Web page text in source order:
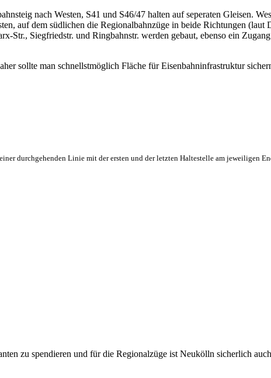
nach Westen, S41 und S46/47 halten auf seperaten Gleisen.
auf dem südlichen die Regionalbahnzüge in beide Richtungen (laut
Siegfriedstr. und Ringbahnstr. werden gebaut, ebenso ein
sollte man schnellstmöglich Fläche für Eisenbahninfrastruktur
durchgehenden Linie mit der ersten und der letzten Haltestelle am jeweiligen
zu spendieren und für die Regionalzüge ist Neukölln sicherlich